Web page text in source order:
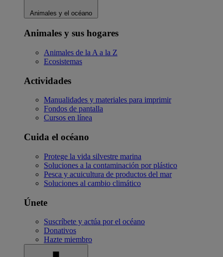
Animales y el océano
Animales y sus hogares
Animales de la A a la Z
Ecosistemas
Actividades
Manualidades y materiales para imprimir
Fondos de pantalla
Cursos en línea
Cuida el océano
Protege la vida silvestre marina
Soluciones a la contaminación por plástico
Pesca y acuicultura de productos del mar
Soluciones al cambio climático
Únete
Suscríbete y actúa por el océano
Donativos
Hazte miembro